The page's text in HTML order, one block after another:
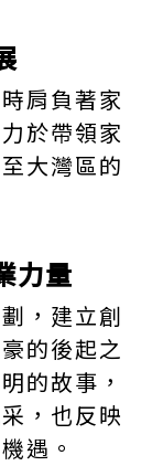
肩負著家
於帶領家
大灣區的
力量
，建立創
的後起之
的故事，
，也反映
遇。